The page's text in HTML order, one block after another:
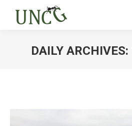
DAILY ARCHIVES: